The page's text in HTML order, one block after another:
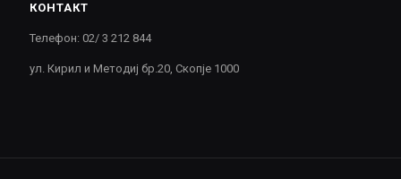
КОНТАКТ
Телефон: 02/ 3 212 844
ул. Кирил и Методиј бр.20, Скопје 1000